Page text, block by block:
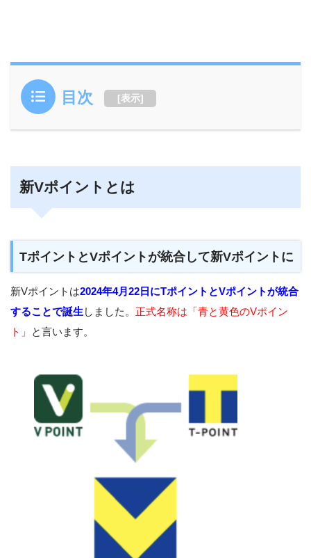
目次 [表示]
新Vポイントとは
TポイントとVポイントが統合して新Vポイントに
新Vポイントは2024年4月22日にTポイントとVポイントが統合
することで誕生 しました。 正式名称は「青と黄色のVポイン
ト」
と言います。